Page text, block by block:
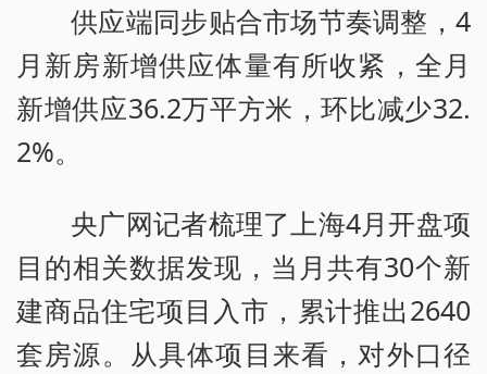
供应端同步贴合市场节奏调整，4
月新房新增供应体量有所收紧，全月
新增供应36.2万平方米，环比减少32.
2%。
央广网记者梳理了上海4月开盘项
目的相关数据发现，当月共有30个新
建商品住宅项目入市，累计推出2640
套房源。从具体项目来看，对外口径